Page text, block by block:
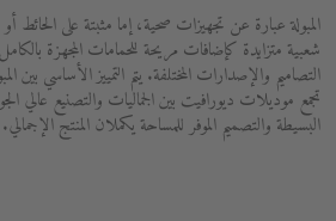
المبولة عبارة عن تجهيزات صحية، إما مثبتة على
شعبية متزايدة كإضافات مريحة للحمامات المجهزة
التصاميم والإصدارات المختلفة. يتم التمييز الأساسي
تجمع موديلات ديورافيت بين الجماليات والتصنيع عالي
البسيطة والتصميم الموفر للمساحة يكملان المنتج الإجمالي.